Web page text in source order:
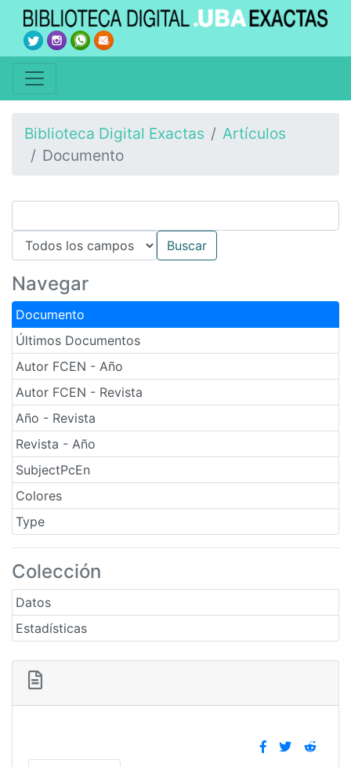
Biblioteca Digital Exactas
Artículos
Documento
Navegar
Documento
Últimos Documentos
Autor FCEN - Año
Autor FCEN - Revista
Año - Revista
Revista - Año
SubjectPcEn
Colores
Type
Colección
Datos
Estadísticas